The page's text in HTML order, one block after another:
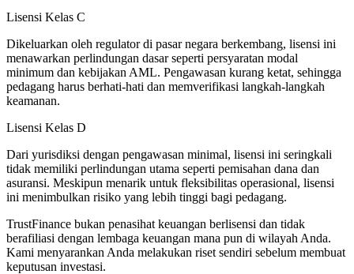
Lisensi Kelas C
Dikeluarkan oleh regulator di pasar negara berkembang, lisensi ini
menawarkan perlindungan dasar seperti persyaratan modal
minimum dan kebijakan AML. Pengawasan kurang ketat, sehingga
pedagang harus berhati-hati dan memverifikasi langkah-langkah
keamanan.
Lisensi Kelas D
Dari yurisdiksi dengan pengawasan minimal, lisensi ini seringkali
tidak memiliki perlindungan utama seperti pemisahan dana dan
asuransi. Meskipun menarik untuk fleksibilitas operasional, lisensi
ini menimbulkan risiko yang lebih tinggi bagi pedagang.
TrustFinance bukan penasihat keuangan berlisensi dan tidak
berafiliasi dengan lembaga keuangan mana pun di wilayah Anda.
Kami menyarankan Anda melakukan riset sendiri sebelum membuat
keputusan investasi.